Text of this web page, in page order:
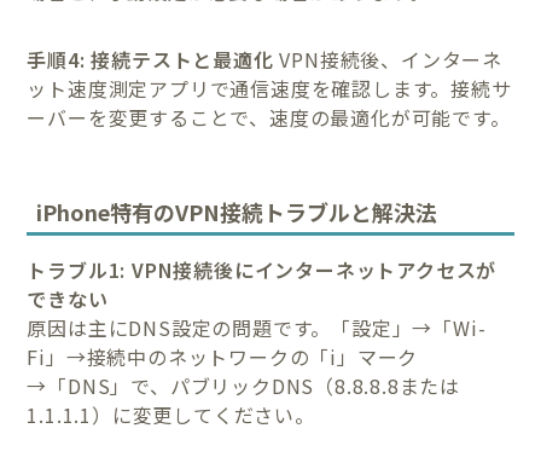
手順4: 接続テストと最適化 VPN接続後、インターネ
ット速度測定アプリで通信速度を確認します。接続サ
ーバーを変更することで、速度の最適化が可能です。
iPhone特有のVPN接続トラブルと解決法
トラブル1: VPN接続後にインターネットアクセスが
できない
原因は主にDNS設定の問題です。「設定」→「Wi-
Fi」→接続中のネットワークの「i」マーク
→「DNS」で、パブリックDNS（8.8.8.8または
1.1.1.1）に変更してください。